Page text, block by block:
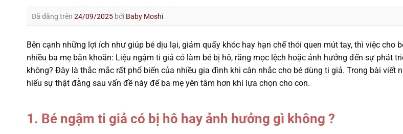
Đã đăng trên 24/09/2025 bởi Baby Moshi
Bên cạnh những lợi ích như giúp bé dịu lại, giảm quấy khóc hay hạn chế thói quen mút tay, thì việc cho
nhiều ba mẹ băn khoăn: Liệu ngậm ti giả có làm bé bị hô, răng mọc lệch hoặc ảnh hưởng đến sự phát
không? Đây là thắc mắc rất phổ biến của nhiều gia đình khi cân nhắc cho bé dùng ti giả. Trong bài viết
hiểu sự thật đằng sau vấn đề này để ba mẹ yên tâm hơn khi lựa chọn cho con.
1. Bé ngậm ti giả có bị hô hay ảnh hưởng gì không ?